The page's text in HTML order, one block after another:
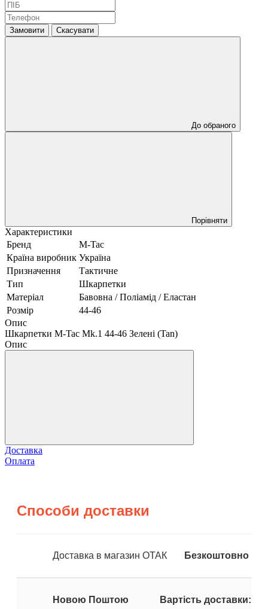
Замовити Скасувати
До обраного
Порівняти
Характеристики
Бренд
M-Tac
Країна виробник Україна
Призначення
Тактичне
Тип
Шкарпетки
Матеріал
Бавовна / Поліамід / Еластан
Розмір
44-46
Опис
Шкарпетки M-Tac Mk.1 44-46 Зелені (Tan)
Опис
Доставка
Оплата
Способи доставки
Доставка в магазин ОТАК Безкоштовно
Новою Поштою Вартість доставки: